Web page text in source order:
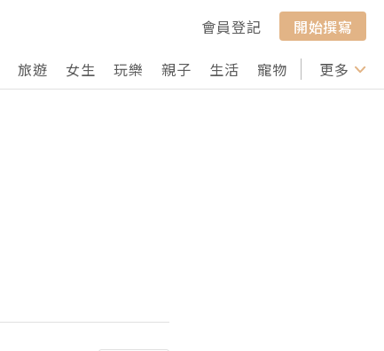
會員登記
開始撰寫
旅遊 女生 玩樂 親子 生活 寵物 行山 打卡
更多